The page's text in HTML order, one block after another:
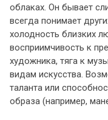
облаках. Он бывает
всегда понимает
холодность близких
восприимчивость к
художника, тяга к
видам искусства.
таланта или
образа (например,